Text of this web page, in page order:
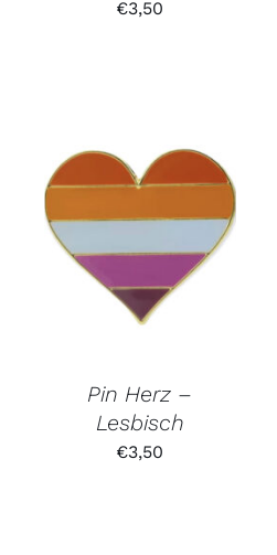
€3,50
Pin Herz –
Lesbisch
€3,50